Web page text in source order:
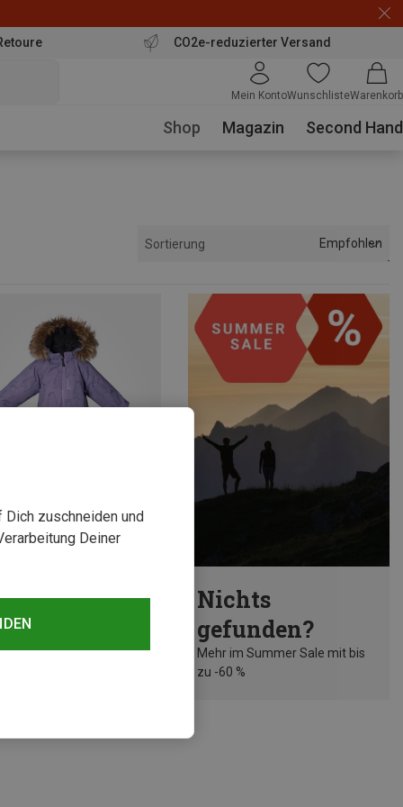
CO2e-reduzierter Versand
Mein KontoWunschlisteWarenkorb
Shop Magazin Second Hand
Sortierung Empfohlen
Nichts
gefunden?
Mehr im Summer Sale mit bis
zu -60 %
zuschneiden und
Deiner